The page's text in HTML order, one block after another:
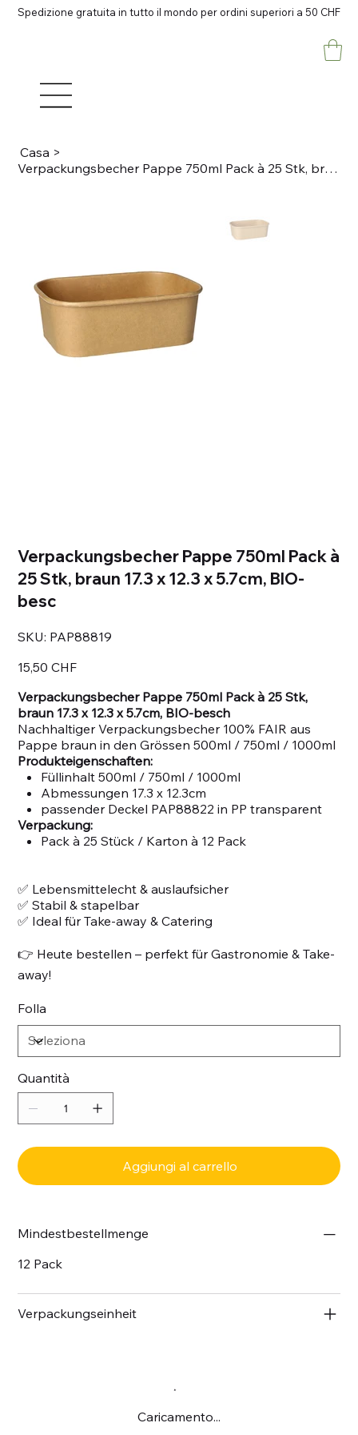
Spedizione gratuita in tutto il mondo per ordini superiori a 50 CHF
Casa >
Verpackungsbecher Pappe 750ml Pack à 25 Stk, braun 17.3 x 12.3 x 5.7cm, BIO-besc
Verpackungsbecher Pappe 750ml Pack à
25 Stk, braun 17.3 x 12.3 x 5.7cm, BIO-
besc
SKU: SKU
PAP88819
PAP88819
15,50 CHF
Verpackungsbecher Pappe 750ml Pack à 25 Stk,
braun 17.3 x 12.3 x 5.7cm, BIO-besch
Nachhaltiger Verpackungsbecher 100% FAIR aus
Pappe braun in den Grössen 500ml / 750ml / 1000ml
Produkteigenschaften:
Füllinhalt 500ml / 750ml / 1000ml
Abmessungen 17.3 x 12.3cm
passender Deckel PAP88822 in PP transparent
Verpackung:
Pack à 25 Stück / Karton à 12 Pack
✅ Lebensmittelecht & auslaufsicher
✅ Stabil & stapelbar
✅ Ideal für Take-away & Catering
👉 Heute bestellen – perfekt für Gastronomie & Take-
away!
Folla
Quantità
Aggiungi al carrello
Mindestbestellmenge
12 Pack
Verpackungseinheit
Caricamento...